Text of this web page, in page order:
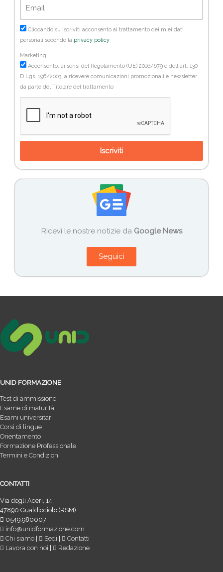
Cliccando su Iscriviti acconsento al trattamento dei miei dati
personali secondo la privacy policy
Marketing
Acconsento, ai sensi del Regolamento (UE) 2016/679 e dell'art. 130
D.Lgs. 196/2003, a ricevere comunicazioni promozionali e newsletter
da parte del Titolare del trattamento
Iscriviti
Ricevi le nostre notizie da Google News
Seguici
UNID FORMAZIONE
Test di ammissione
Esame di maturità
Esami universitari
Corsi di lingue
Orientamento
Formazione Professionale
Termini e Condizioni
CONTATTI
Via degli Aceri, 14
47890 Gualdicciolo (RSM)
0549.980007
info@unidformazione.com
Chi siamo
Sedi
Contatti
Lavora con noi
Redazione